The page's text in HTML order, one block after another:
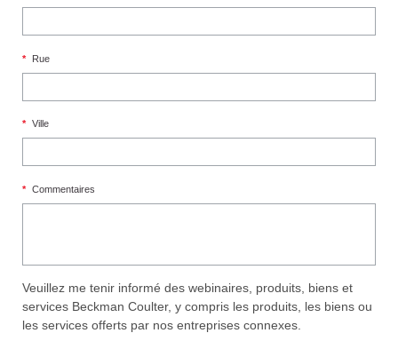
* Rue
* Ville
* Commentaires
Veuillez me tenir informé des webinaires, produits, biens et
services Beckman Coulter, y compris les produits, les biens ou
les services offerts par nos entreprises connexes.